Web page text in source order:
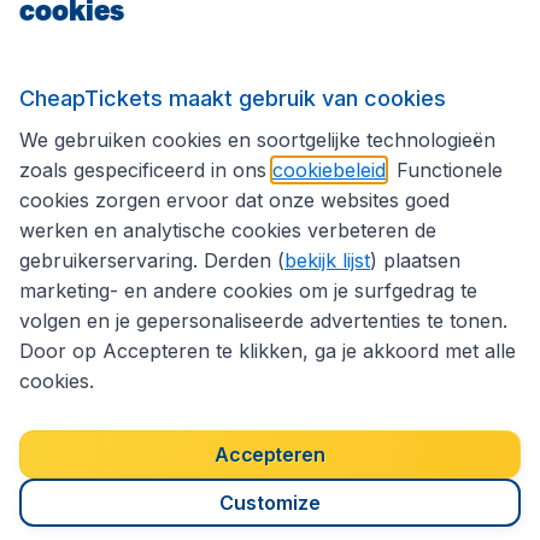
Volg CheapTickets.be
Privacybeleid
Copyright © 2026
cookies
CheapTickets maakt gebruik van cookies
We gebruiken cookies en soortgelijke technologieën
zoals gespecificeerd in ons cookiebeleid . Functionele
cookies zorgen ervoor dat onze websites goed
werken en analytische cookies verbeteren de
gebruikerservaring. Derden (bekijk lijst) plaatsen
marketing- en andere cookies om je surfgedrag te
volgen en je gepersonaliseerde advertenties te tonen.
Door op Accepteren te klikken, ga je akkoord met alle
cookies.
Accepteren
Customize